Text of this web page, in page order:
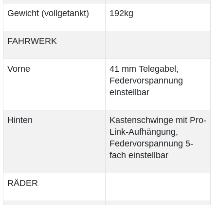
Gewicht (vollgetankt) 192kg
FAHRWERK
Vorne
41 mm Telegabel,
Federvorspannung
einstellbar
Hinten
Kastenschwinge mit Pro-
Link-Aufhängung,
Federvorspannung 5-
fach einstellbar
RÄDER